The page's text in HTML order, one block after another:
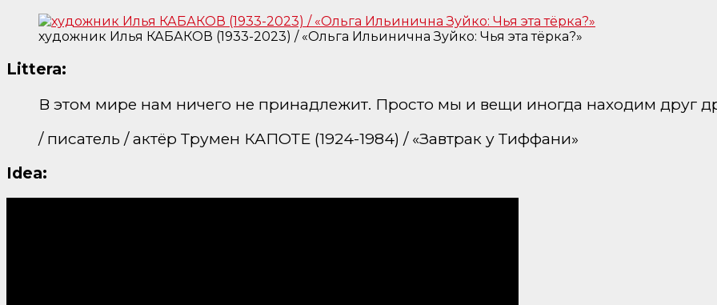
художник Илья КАБАКОВ (1933-2023) / «Ольга Ильинична Зуйко: Чья эта тёрка?»
Littera:
В этом мире нам ничего не принадлежит. Просто мы и вещи иногда находим друг
/ писатель / актёр Трумен КАПОТЕ (1924-1984) / «Завтрак у Тиффани»
Idea: